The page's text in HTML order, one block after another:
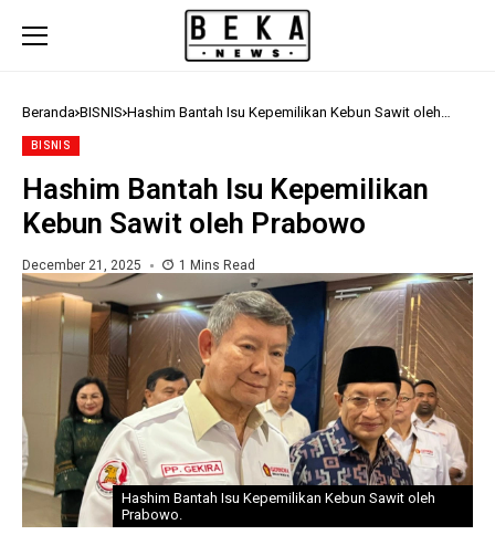
Beranda BISNIS Hashim Bantah Isu Kepemilikan Kebun Sawit oleh
BISNIS
Hashim Bantah Isu Kepemilikan
Kebun Sawit oleh Prabowo
December 21, 2025 1 Mins Read
Hashim Bantah Isu Kepemilikan Kebun Sawit oleh
Prabowo.